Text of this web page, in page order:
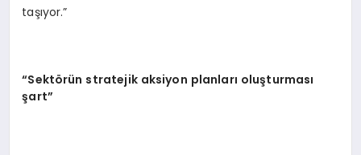
taşıyor.”
“Sektörün stratejik aksiyon planları oluşturması
şart”